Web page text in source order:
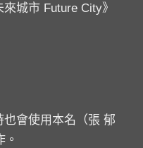
來城市 Future City》
也會使用本名（張 郁